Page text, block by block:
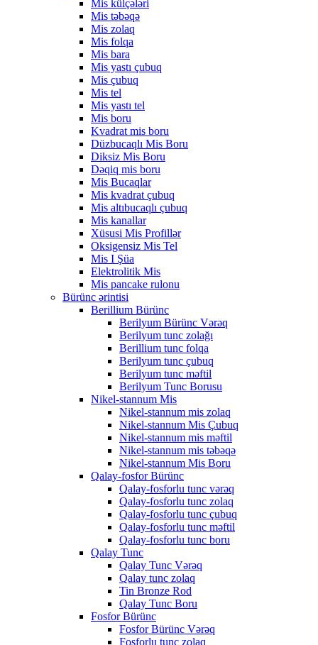
Mis külçələri
Mis təbəqə
Mis zolaq
Mis folqa
Mis bara
Mis yastı çubuq
Mis çubuq
Mis tel
Mis yastı tel
Mis boru
Kvadrat mis boru
Düzbucaqlı Mis Boru
Diksiz Mis Boru
Dəqiq mis boru
Mis Bucaqlar
Mis kvadrat çubuq
Mis altıbucaqlı çubuq
Mis kanallar
Xüsusi Mis Profillər
Oksigensiz Mis Tel
Mis I Şüa
Elektrolitik Mis
Mis pancake rulonu
Bürünc ərintisi
Berillium Bürünc
Berilyum Bürünc Vərəq
Berilyum tunc zolağı
Berillium tunc folqa
Berilyum tunc çubuq
Berilyum tunc məftil
Berilyum Tunc Borusu
Nikel-stannum Mis
Nikel-stannum mis zolaq
Nikel-stannum Mis Çubuq
Nikel-stannum mis məftil
Nikel-stannum mis təbəqə
Nikel-stannum Mis Boru
Qalay-fosfor Bürünc
Qalay-fosforlu tunc vərəq
Qalay-fosforlu tunc zolaq
Qalay-fosforlu tunc çubuq
Qalay-fosforlu tunc məftil
Qalay-fosforlu tunc boru
Qalay Tunc
Qalay Tunc Vərəq
Qalay tunc zolaq
Tin Bronze Rod
Qalay Tunc Boru
Fosfor Bürünc
Fosfor Bürünc Vərəq
Fosforlu tunc zolaq